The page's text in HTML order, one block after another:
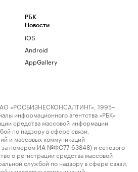
РБК
Новости
iOS
Android
AppGallery
«РОСБИЗНЕСКОНСАЛТИНГ», 1995–
информационного агентства «РБК»
средства массовой информации
по надзору в сфере связи,
и массовых коммуникаций
за номером ИА №ФС77-63848) и сетевого
о регистрации средства массовой
службой по надзору в сфере связи,